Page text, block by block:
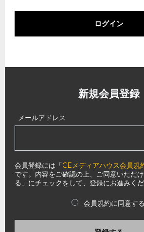
ログイン
新規会員登録
メールアドレス
会員登録には「CEメディアハウス会員規
です。内容をご確認の上、ご同意いただ
る」にチェックをして、登録にお進みくだ
会員規約に同意する